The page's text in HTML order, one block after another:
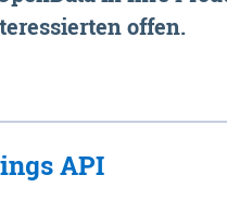
offen.
API